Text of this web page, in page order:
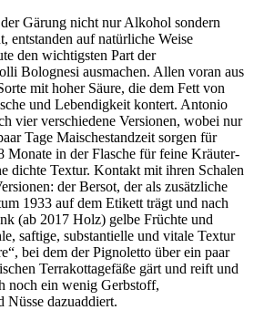
Gärung nicht nur Alkohol sondern
entstanden auf natürliche Weise
den wichtigsten Part der
Bolognesi ausmachen. Allen voran aus
mit hoher Säure, die dem Fett von
und Lebendigkeit kontert. Antonio
vier verschiedene Versionen, wobei nur
Tage Maischestandzeit sorgen für
Monate in der Flasche für feine Kräuter-
dichte Textur. Kontakt mit ihren Schalen
der Bersot, der als zusätzliche
1933 auf dem Etikett trägt und nach
(ab 2017 Holz) gelbe Früchte und
saftige, substantielle und vitale Textur
bei dem der Pignoletto über ein paar
Terrakottagefäße gärt und reift und
noch ein wenig Gerbstoff,
Nüsse dazuaddiert.